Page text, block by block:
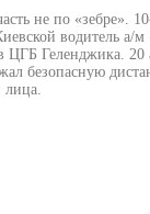
не по «зебре».
водитель а/
Геленджика. 20
безопасную